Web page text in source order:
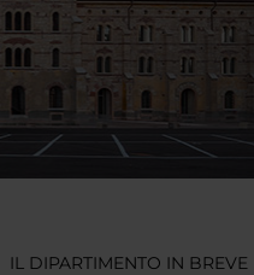
IL DIPARTIMENTO IN BREVE